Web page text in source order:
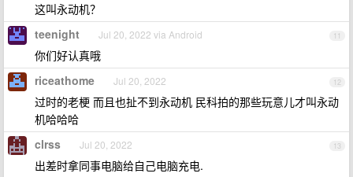
这叫永动机？
11
teenight Jul 20, 2022 via Android
你们好认真哦
12
riceathome Jul 20, 2022
过时的老梗 而且也扯不到永动机 民科拍的那些玩意儿才叫永动
机哈哈哈
13
clrss Jul 20, 2022
出差时拿同事电脑给自己电脑充电.